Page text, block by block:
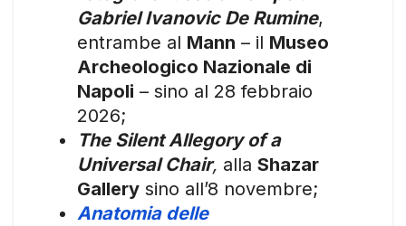
Gabriel Ivanovic De Rumine,
entrambe al Mann – il Museo
Archeologico Nazionale di
Napoli – sino al 28 febbraio
2026;
The Silent Allegory of a
Universal Chair, alla Shazar
Gallery sino all’8 novembre;
Anatomia delle